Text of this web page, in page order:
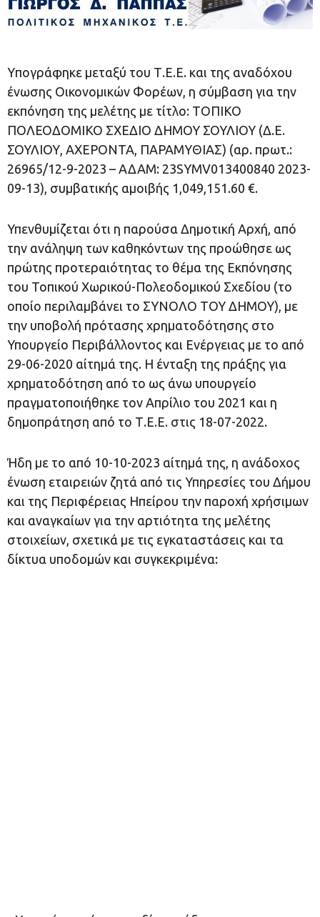
Yπογράφηκε μεταξύ του Τ.Ε.Ε. και της αναδόχου
ένωσης Οικονομικών Φορέων, η σύμβαση για την
εκπόνηση της μελέτης με τίτλο: ΤΟΠΙΚΟ
ΠΟΛΕΟΔΟΜΙΚΟ ΣΧΕΔΙΟ ΔΗΜΟΥ ΣΟΥΛΙΟΥ (Δ.Ε.
ΣΟΥΛΙΟΥ, ΑΧΕΡΟΝΤΑ, ΠΑΡΑΜΥΘΙΑΣ) (αρ. πρωτ.:
26965/12-9-2023 – ΑΔΑΜ: 23SYMV013400840 2023-
09-13), συμβατικής αμοιβής 1,049,151.60 €.
Υπενθυμίζεται ότι η παρούσα Δημοτική Αρχή, από
την ανάληψη των καθηκόντων της προώθησε ως
πρώτης προτεραιότητας το θέμα της Εκπόνησης
του Τοπικού Χωρικού-Πολεοδομικού Σχεδίου (το
οποίο περιλαμβάνει το ΣΥΝΟΛΟ ΤΟΥ ΔΗΜΟΥ), με
την υποβολή πρότασης χρηματοδότησης στο
Υπουργείο Περιβάλλοντος και Ενέργειας με το από
29-06-2020 αίτημά της. Η ένταξη της πράξης για
χρηματοδότηση από το ως άνω υπουργείο
πραγματοποιήθηκε τον Απρίλιο του 2021 και η
δημοπράτηση από το Τ.Ε.Ε. στις 18-07-2022.
Ήδη με το από 10-10-2023 αίτημά της, η ανάδοχος
ένωση εταιρειών ζητά από τις Υπηρεσίες του Δήμου
και της Περιφέρειας Ηπείρου την παροχή χρήσιμων
και αναγκαίων για την αρτιότητα της μελέτης
στοιχείων, σχετικά με τις εγκαταστάσεις και τα
δίκτυα υποδομών και συγκεκριμένα: